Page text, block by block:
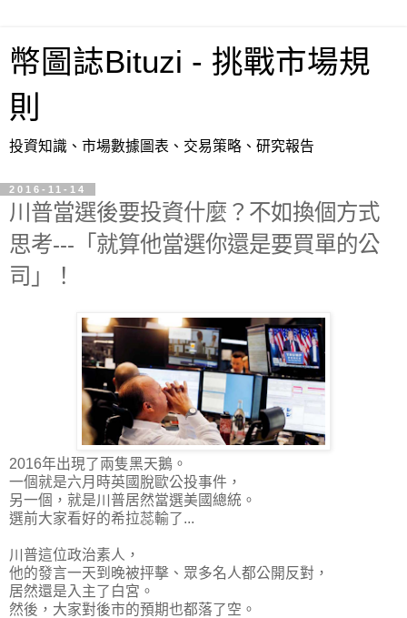
幣圖誌Bituzi - 挑戰市場規
則
投資知識、市場數據圖表、交易策略、研究報告
2016-11-14
川普當選後要投資什麼？不如換個方式
思考---「就算他當選你還是要買單的公
司」！
2016年出現了兩隻黑天鵝。
一個就是六月時英國脫歐公投事件，
另一個，就是川普居然當選美國總統。
選前大家看好的希拉蕊輸了...
川普這位政治素人，
他的發言一天到晚被抨擊、眾多名人都公開反對，
居然還是入主了白宮。
然後，大家對後市的預期也都落了空。